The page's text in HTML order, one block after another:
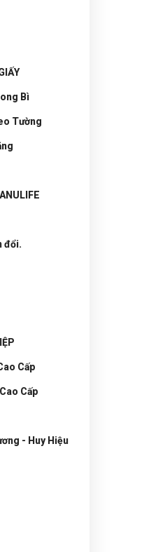
Bì
Tường
đổi.
Cấp
Cấp
- Huy Hiệu